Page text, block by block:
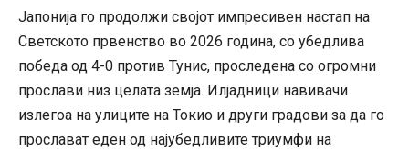
Јапонија го продолжи својот импресивен настап на
Светското првенство во 2026 година, со убедлива
победа од 4-0 против Тунис, проследена со огромни
прослави низ целата земја. Илјадници навивачи
излегоа на улиците на Токио и други градови за да го
прослават еден од најубедливите триумфи на